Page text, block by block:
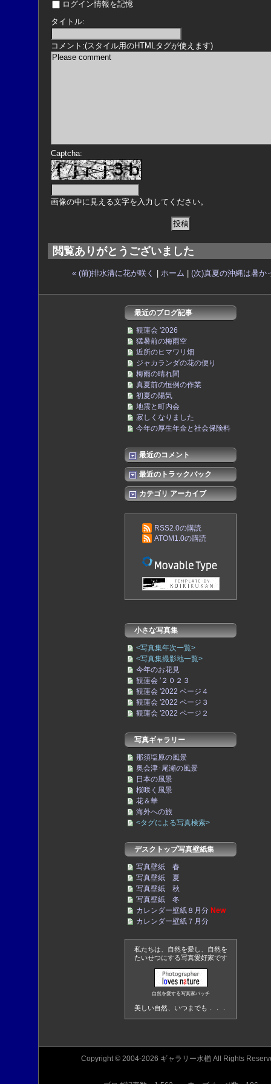
ログイン情報を記憶
タイトル:
コメント:(スタイル用のHTMLタグが使えます)
Captcha:
画像の中に見える文字を入力してください。
閲覧ありがとうございました
« (前)排水溝に花が咲く ホーム (次)真夏の沖縄は暑か
最近のブログ記事
観蓮会 '2026
猛暑前の梅雨空
近所のヒマワリ畑
ジャカランダの花の便り
梅雨の晴れ間
真夏前の恒例の作業
初夏の陽気
地震と町内会
寂しくなりました
今年の厚生年金と社会保険料
最近のコメント
最近のトラックバック
カテゴリ アーカイブ
RSS2.0の購読
ATOM1.0の購読
小さな写真集
<写真集年次一覧>
<写真集撮影地一覧>
今年のお花見
観蓮会 '２０２３
観蓮会 '2022 ページ４
観蓮会 '2022 ページ３
観蓮会 '2022 ページ２
写真ギャラリー
那須塩原の風景
奥会津･尾瀬の風景
日本の風景
桜咲く風景
花＆華
海外への旅
<タグによる写真検索>
デスクトップ写真壁紙集
写真壁紙 春
写真壁紙 夏
写真壁紙 秋
写真壁紙 冬
カレンダー壁紙８月分 New
カレンダー壁紙７月分
私たちは、自然を愛し、自然を
たいせつにする写真愛好家です
自然を愛する写真家バッチ
美しい自然、いつまでも．．．
Copyright © 2004-2026 ギャラリー水楢 All Rights